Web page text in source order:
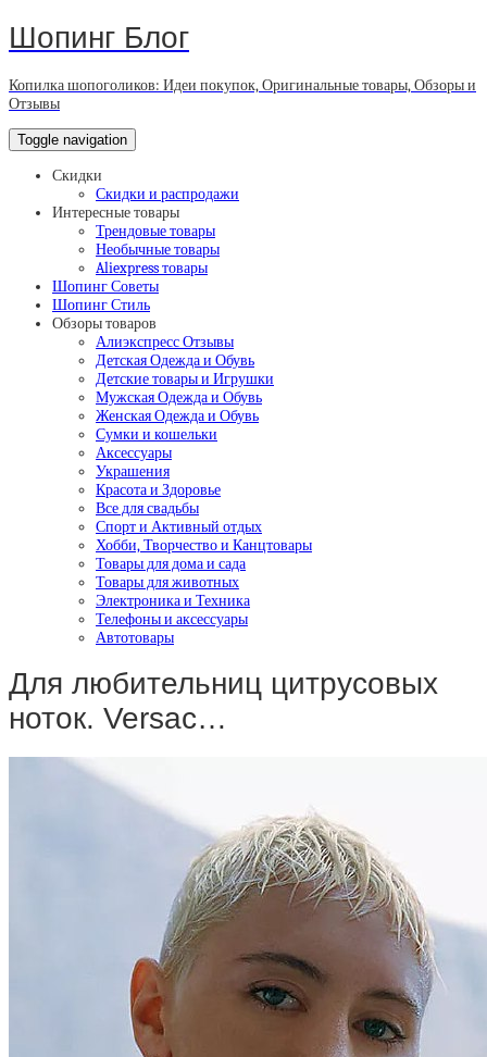
Шопинг Блог
Копилка шопоголиков: Идеи покупок, Оригинальные товары, Обзоры и
Отзывы
Toggle navigation
Скидки
Скидки и распродажи
Интересные товары
Трендовые товары
Необычные товары
Aliexpress товары
Шопинг Советы
Шопинг Стиль
Обзоры товаров
Алиэкспресс Отзывы
Детская Одежда и Обувь
Детские товары и Игрушки
Мужская Одежда и Обувь
Женская Одежда и Обувь
Сумки и кошельки
Аксессуары
Украшения
Красота и Здоровье
Все для свадьбы
Спорт и Активный отдых
Хобби, Творчество и Канцтовары
Товары для дома и сада
Товары для животных
Электроника и Техника
Телефоны и аксессуары
Автотовары
Для любительниц цитрусовых
ноток. Versac…